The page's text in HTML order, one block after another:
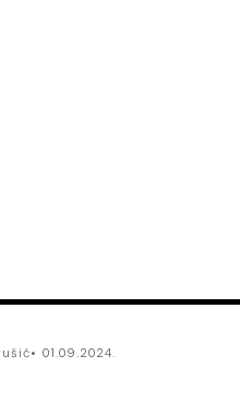
01.09.2024.